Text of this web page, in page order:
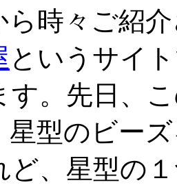
時々ご紹
というサイ
す。先日、
星型のビー
ど、星型の